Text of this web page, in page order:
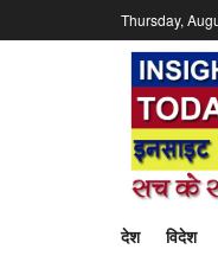
Thursday,
देश विदेश